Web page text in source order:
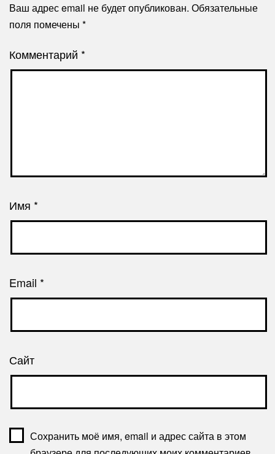
Ваш адрес email не будет опубликован. Обязательные
поля помечены *
Комментарий *
Имя *
Email *
Сайт
Сохранить моё имя, email и адрес сайта в этом